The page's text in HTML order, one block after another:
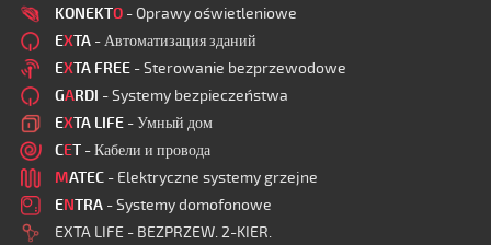
KONEKTO - Oprawy oświetleniowe
EXTA - Автоматизация зданий
EXTA FREE - Sterowanie bezprzewodowe
GARDI - Systemy bezpieczeństwa
EXTA LIFE - Умный дом
CET - Кабели и провода
MATEC - Elektryczne systemy grzejne
ENTRA - Systemy domofonowe
EXTA LIFE - BEZPRZEW. 2-KIER.